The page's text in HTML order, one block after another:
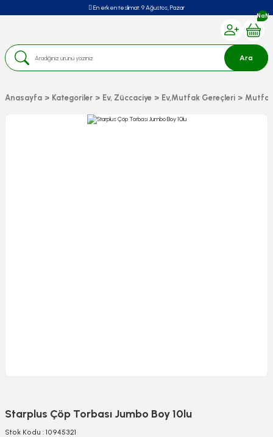
En erken teslimat: 9 Ağustos, Pazar
Ara
NaN
Anasayfa Kategoriler Ev, Züccaciye Ev,Mutfak Gereçleri
Starplus Çöp Torbası Jumbo Boy 10lu
Stok Kodu : 10945321